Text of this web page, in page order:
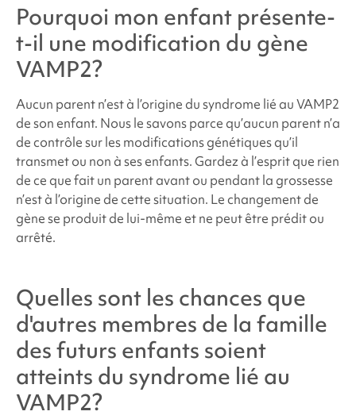
Pourquoi mon enfant présente-
t-il une modification du gène
VAMP2?
Aucun parent n’est à l’origine dusyndrome lié au VAMP2
de son enfant. Nous le savons parce qu’aucun parent n’a
de contrôle sur les modifications génétiques qu’il
transmet ou non à ses enfants. Gardez à l’esprit que rien
de ce que fait un parent avant ou pendant la grossesse
n’est à l’origine de cette situation. Le changement de
gène se produit de lui-même et ne peut être prédit ou
arrêté.
Quelles sont les chances que
d'autres membres de la famille
des futurs enfants soient
atteints du syndrome lié au
VAMP2?